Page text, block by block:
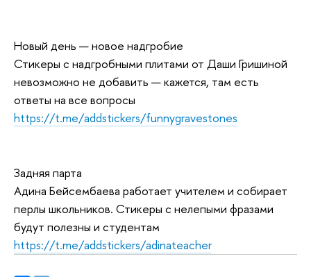
Новый день — новое надгробие
Стикеры с надгробными плитами от Даши Гришиной
невозможно не добавить — кажется, там есть
ответы на все вопросы
https://t.me/addstickers/funnygravestones
Задняя парта
Адина Бейсембаева работает учителем и собирает
перлы школьников. Стикеры с нелепыми фразами
будут полезны и студентам
https://t.me/addstickers/adinateacher